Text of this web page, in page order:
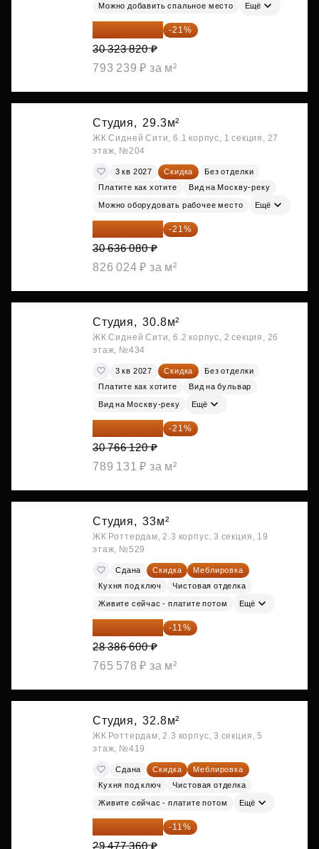
Можно добавить спальное место Ещё
23 955 818 ₽ -21%
30 323 820 ₽
793 239 ₽ за м²
Студия, 29.3м²
ЖК Сидней Сити, 6.1 корпус, 1 секция, 27
этаж, №204
3 кв 2027 Скидка
Без отделки
Платите как хотите
Вид на Москву-реку
Можно оборудовать рабочее место Ещё
24 202 503 ₽ -21%
30 636 080 ₽
826 024 ₽ за м²
Студия, 30.8м²
ЖК Сидней Сити, 6.2 корпус, 2 секция, 26
этаж, №434
3 кв 2027 Скидка
Без отделки
Платите как хотите
Вид на бульвар
Вид на Москву-реку Ещё
24 305 235 ₽ -21%
30 766 120 ₽
789 131 ₽ за м²
Студия, 33м²
ЖК Роттердам, 2.3 корпус, 3 секция, 19
этаж, №529
Сдана Скидка
Меблировка
Кухня под ключ
Чистовая отделка
Живите сейчас - платите потом Ещё
25 264 074 ₽ -11%
28 386 600 ₽
765 578 ₽ за м²
Студия, 32.8м²
ЖК Роттердам, 2.3 корпус, 3 секция, 5
этаж, №419
Сдана Скидка
Меблировка
Кухня под ключ
Чистовая отделка
Живите сейчас - платите потом Ещё
26 234 850 ₽ -11%
29 477 360 ₽